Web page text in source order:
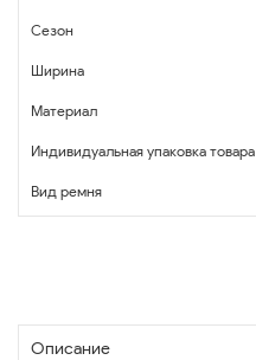
Сезон
Ширина
Материал
Индивидуальная упаковка товара
Вид ремня
Описание